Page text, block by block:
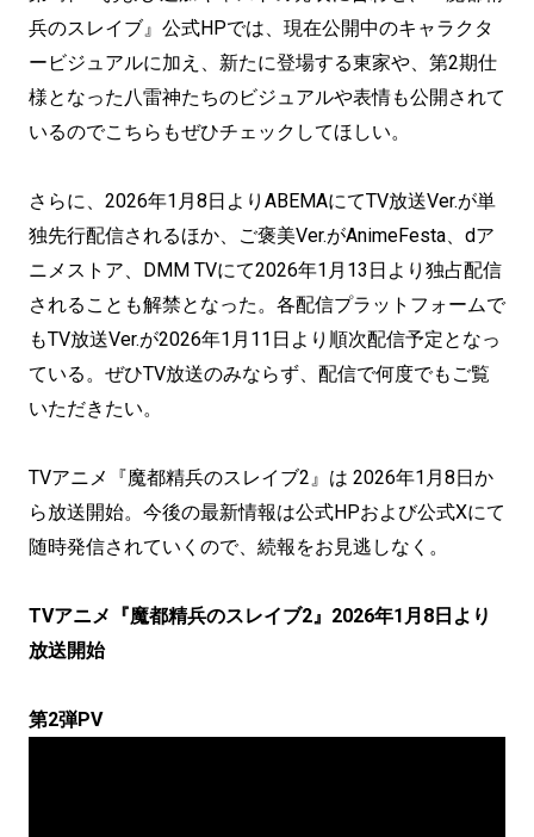
兵のスレイブ』公式HPでは、現在公開中のキャラクタ
ービジュアルに加え、新たに登場する東家や、第2期仕
様となった八雷神たちのビジュアルや表情も公開されて
いるのでこちらもぜひチェックしてほしい。
さらに、2026年1月8日よりABEMAにてTV放送Ver.が単
独先行配信されるほか、ご褒美Ver.がAnimeFesta、dア
ニメストア、DMM TVにて2026年1月13日より独占配信
されることも解禁となった。各配信プラットフォームで
もTV放送Ver.が2026年1月11日より順次配信予定となっ
ている。ぜひTV放送のみならず、配信で何度でもご覧
いただきたい。
TVアニメ『魔都精兵のスレイブ2』は 2026年1月8日か
ら放送開始。今後の最新情報は公式HPおよび公式Xにて
随時発信されていくので、続報をお見逃しなく。
TVアニメ『魔都精兵のスレイブ2』2026年1月8日より
放送開始
第2弾PV